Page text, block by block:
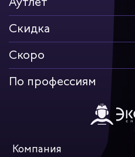
Скидка
Скоро
По профессиям
Компания